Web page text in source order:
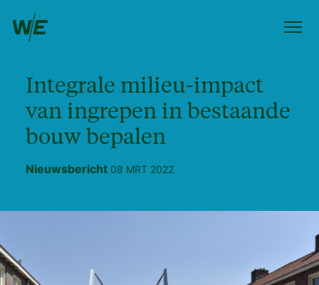
Integrale milieu-impact
van ingrepen in bestaande
bouw bepalen
Nieuwsbericht 08 MRT 2022